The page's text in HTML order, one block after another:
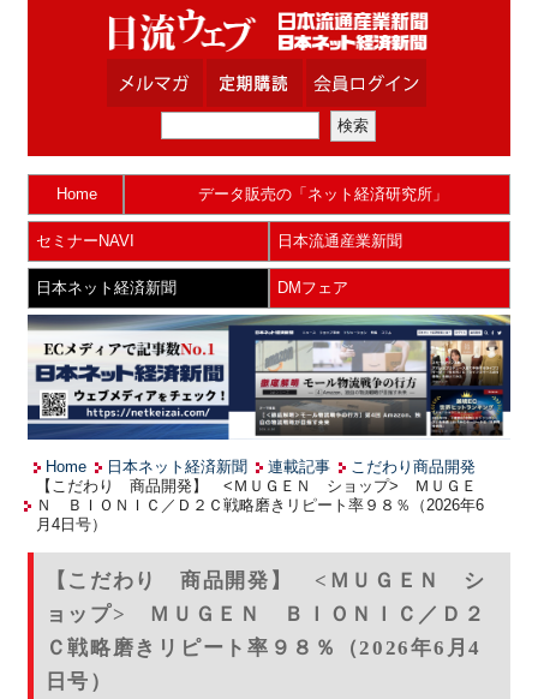
Home データ販売の「ネット経済研究所」
セミナーNAVI 日本流通産業新聞
日本ネット経済新聞 DMフェア
Home 日本ネット経済新聞 連載記事
こだわり商品開発
【こだわり 商品開発】 <ＭＵＧＥＮ ショップ> ＭＵＧＥ
Ｎ ＢＩＯＮＩＣ／Ｄ２Ｃ戦略磨きリピート率９８％（2026年6
月4日号）
【こだわり 商品開発】 <ＭＵＧＥＮ シ
ョップ> ＭＵＧＥＮ ＢＩＯＮＩＣ／Ｄ２
Ｃ戦略磨きリピート率９８％（2026年6月4
日号）